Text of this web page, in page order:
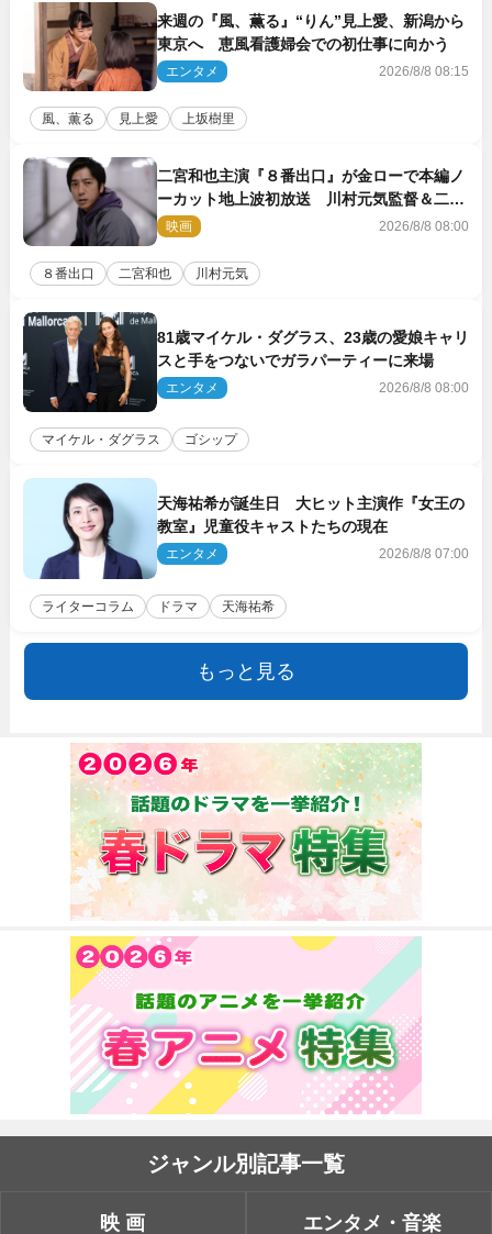
来週の『風、薫る』“りん”見上愛、新潟から
東京へ 恵風看護婦会での初仕事に向かう
エンタメ 2026/8/8 08:15
風、薫る 見上愛 上坂樹里
二宮和也主演『８番出口』が金ローで本編ノ
ーカット地上波初放送 川村元気監督＆二宮
コメント到着
映画 2026/8/8 08:00
８番出口 二宮和也 川村元気
81歳マイケル・ダグラス、23歳の愛娘キャリ
スと手をつないでガラパーティーに来場
エンタメ 2026/8/8 08:00
マイケル・ダグラス ゴシップ
天海祐希が誕生日 大ヒット主演作『女王の
教室』児童役キャストたちの現在
エンタメ 2026/8/8 07:00
ライターコラム ドラマ 天海祐希
もっと見る
ジャンル別記事一覧
映画 エンタメ・音楽